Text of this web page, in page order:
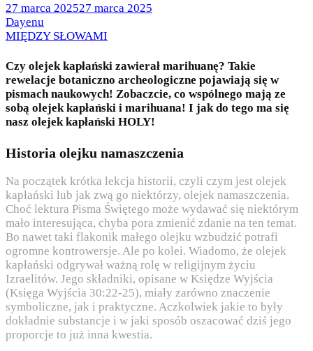
Posted
on
27 marca 202527 marca 2025
by
Dayenu
Posted
MIĘDZY SŁOWAMI
Czy olejek kapłański zawierał marihuanę? Takie
rewelacje botaniczno archeologiczne pojawiają się w
pismach naukowych! Zobaczcie, co wspólnego mają ze
sobą olejek kapłański i marihuana! I jak do tego ma się
nasz olejek kapłański HOLY!
Historia olejku namaszczenia
Na początek krótka lekcja historii, czyli czym jest olejek
kapłański lub jak zwą go niektórzy, olejek namaszczenia.
Choć lektura Pisma Świętego może wydawać się niektórym
mało interesująca, chyba pora zmienić zdanie na ten temat.
Bo nawet taki flakonik małego olejku wzbudzić potrafi
ogromne kontrowersje. Ale po kolei. Wiadomo, że olejek
kapłański odgrywał ważną rolę w religijnym życiu
Izraelitów. Jego składniki, opisane w Księdze Wyjścia
(Księga Wyjścia 30:22-25), miały zarówno znaczenie
symboliczne, jak i praktyczne. Aczkolwiek jakie to były
dokładnie substancje i w jaki sposób oszacować dziś jego
proporcje to już inna kwestia.